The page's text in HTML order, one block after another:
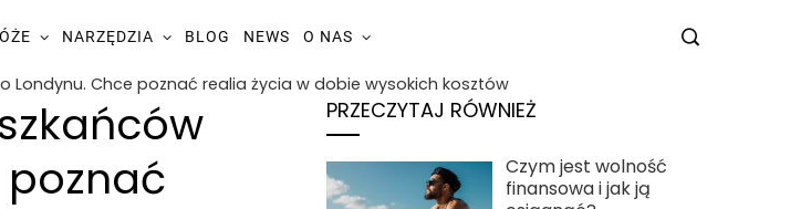
NARZĘDZIA BLOG NEWS O NAS
Londynu. Chce poznać realia życia w dobie wysokich kosztów
poznać
PRZECZYTAJ RÓWNIEŻ
Czym jest wolność
finansowa i jak ją